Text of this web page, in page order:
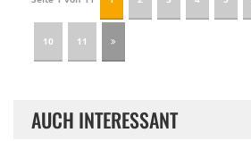
10 11
AUCH INTERESSANT